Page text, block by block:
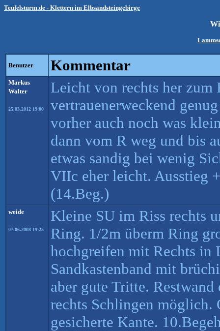
Teufelsturm.de - Klettern im Elbsandsteingebirge
Benutzer Kommentar
Markus
Walter
25.03.2012 19:00
Leicht von rechts her zum
vertrauenerweckend
vorher auch noch was
dann vom R weg und bis
etwas sandig bei wenig
VIIc eher leicht. Ausstieg
(14.Beg.)
weide
07.06.2008 19:25
Kleine SU im Riss rechts
Ring. 1/2m überm Ring
hochgreifen mit Rechts in
Sandkastenband mit
aber gute Tritte.
rechts Schlingen möglich.
gesicherte Kante.